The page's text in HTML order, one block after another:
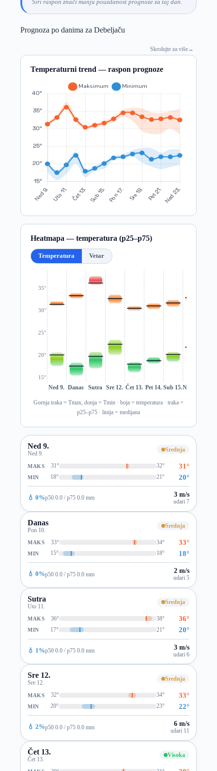
Širi raspon znači manju pouzdanost prognoze za taj dan.
Prognoza po danima za Debeljaču
Skrolujte za više→
Temperaturni trend — raspon prognoze
Heatmapa — temperatura (p25–p75)
Temperatura Vetar
15°
20°
25°
30°
35°
Ned 9. Danas Sutra Sre 12. Čet 13. Pet 14. Sub 15.Ned 16.
Gornja traka = Tmax, donja = Tmin · boja = temperatura · traka =
p25–p75 · linija = medijana
Ned 9.
Ned 9.
Srednja
MAKS 31° 32° 31°
MIN 18° 21° 20°
💧 0%p50 0.0 / p75 0.0 mm 3 m/s
udari 7
Danas
Pon 10.
Srednja
MAKS 33° 34° 33°
MIN 15° 18° 18°
💧 0%p50 0.0 / p75 0.0 mm 2 m/s
udari 5
Sutra
Uto 11.
Srednja
MAKS 36° 38° 36°
MIN 17° 21° 20°
💧 1%p50 0.0 / p75 0.0 mm 3 m/s
udari 6
Sre 12.
Sre 12.
Srednja
MAKS 32° 34° 33°
MIN 20° 23° 22°
💧 2%p50 0.0 / p75 0.0 mm 6 m/s
udari 11
Čet 13.
Čet 13.
Visoka